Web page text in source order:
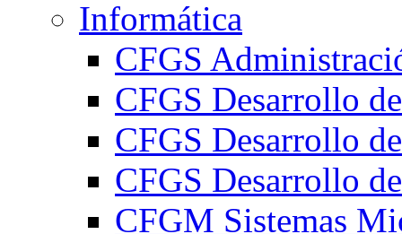
Informática
CFGS
CFGS Desarrollo
CFGS Desarrollo
CFGS Desarrollo
CFGM Sistemas